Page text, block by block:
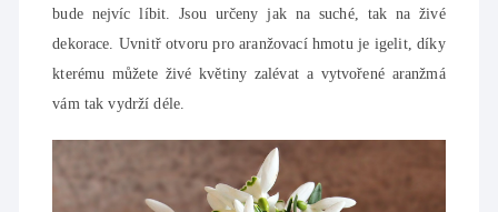
bude nejvíc líbit. Jsou určeny jak na suché, tak na živé
dekorace. Uvnitř otvoru pro aranžovací hmotu je igelit, díky
kterému můžete živé květiny zalévat a vytvořené aranžmá
vám tak vydrží déle.